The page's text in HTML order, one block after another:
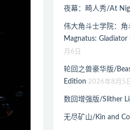
夜幕：畸人秀/At
伟大角斗士学院：
Magnatus:
月6日
轮回之兽豪华版/
Edition 2026年8月5
数回增强版/Slither
无尽矿山/Kin and